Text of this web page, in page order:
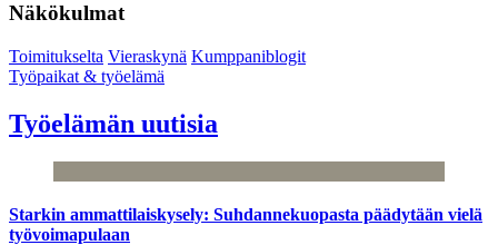
Näkökulmat
Toimitukselta Vieraskynä Kumppaniblogit
Työpaikat & työelämä
Työelämän uutisia
Starkin ammattilaiskysely: Suhdannekuopasta päädytään vielä
työvoimapulaan